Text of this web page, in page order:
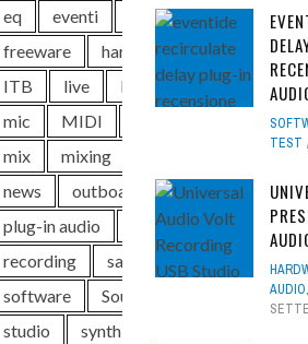
TEST
AUDIO,
eq
eventi Exhibo
free
freeware
hardware
Ik Multimedia
ITB
live Luca Pilla
mastering
mic
MIDI
mix
mixing
news
outboard
plug-in
plug-in audio
pro producer
recording
sale
sample library
software
Soundwave
Steinberg
studio
synth